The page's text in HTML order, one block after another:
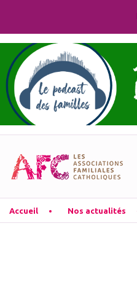
Accueil Nos actualités